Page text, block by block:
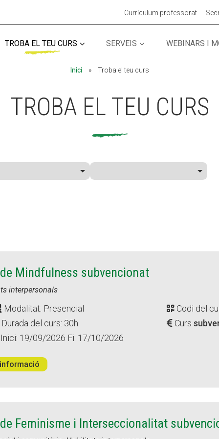
Currículum professorat
TROBA EL TEU CURS SERVEIS WEBINARS I
Inici » Troba el teu curs
TROBA EL TEU CURS
Mindfulness subvencionat
interpersonals
Modalitat: Presencial
Codi del
Durada del curs: 30h
Curs
Inici: 19/09/2026 Fi: 17/10/2026
Feminisme i Interseccionalitat
MÓN ESCOLAR
ACCIÓ SOCIAL I JOVES ESPLAIS
MÓN ESCOLAR
ACCIÓ SOCIAL I JOVES ESPLAIS